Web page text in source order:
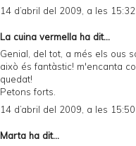
14 d’abril del 2009, a les 15:32
La cuina vermella ha dit...
Genial, del tot, a més els ous
això és fantàstic! m'encanta
quedat!
Petons forts.
14 d’abril del 2009, a les 15:50
Marta ha dit...